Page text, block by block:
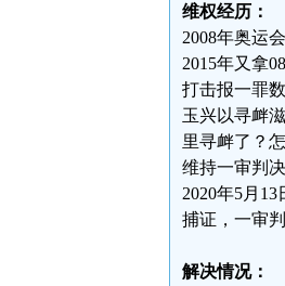
维权经历：
2008年奥运
2015年又拿
打击报一罪
玉兴以寻衅
里寻衅了？
维持一审判决
2020年5月
捕证，一审
解决情况：